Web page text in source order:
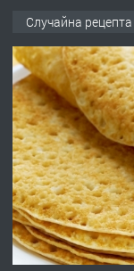
ПРЕДЛАГА
ПРЕДЛАГА
Случайна рецепта